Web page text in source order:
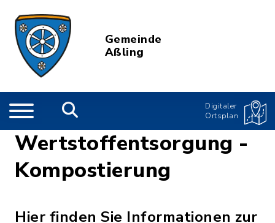
Gemeinde
Aßling
Digitaler
Ortsplan
Wertstoffentsorgung -
Kompostierung
Hier finden Sie Informationen zur